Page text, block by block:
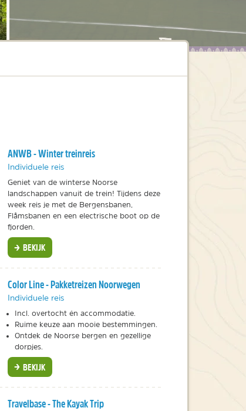
ANWB - Winter treinreis
Individuele reis
Geniet van de winterse Noorse
landschappen vanuit de trein! Tijdens deze
week reis je met de Bergensbanen,
Flåmsbanen en een electrische boot op de
fjorden.
BEKIJK
Color Line - Pakketreizen Noorwegen
Individuele reis
Incl. overtocht én accommodatie.
Ruime keuze aan mooie bestemmingen.
Ontdek de Noorse bergen en gezellige
dorpjes.
BEKIJK
Travelbase - The Kayak Trip